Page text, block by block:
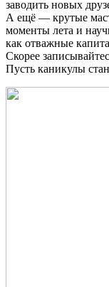
заводить новых
А ещё — крутые
моменты лета и
как отважные
Скорее
Пусть каникулы